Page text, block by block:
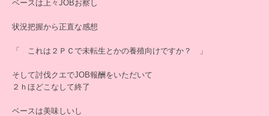
ベースは上々JOBお察し
状況把握から正直な感想
「 これは２ＰＣで未転生とかの養殖向けですか？ 」
そして討伐クエでJOB報酬をいただいて
２ｈほどこなして終了
ベースは美味しいし